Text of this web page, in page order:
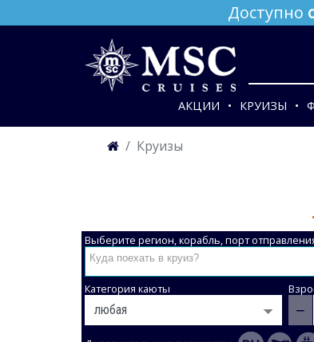
Доступно
АКЦИИ КРУИЗЫ
Круизы
Выберите регион, корабль, порт
Категория каюты
−